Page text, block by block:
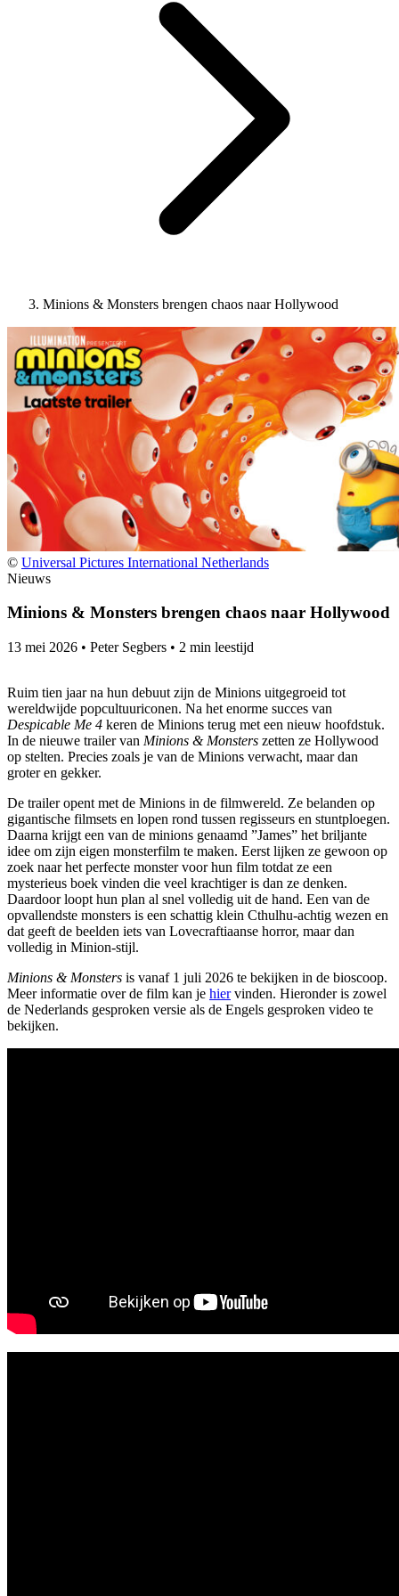
Minions & Monsters brengen chaos naar Hollywood
© Universal Pictures International Netherlands
Nieuws
Minions & Monsters brengen chaos naar Hollywood
13 mei 2026 • Peter Segbers • 2 min leestijd
Ruim tien jaar na hun debuut zijn de Minions uitgegroeid tot
wereldwijde popcultuuriconen. Na het enorme succes van
Despicable Me 4 keren de Minions terug met een nieuw hoofdstuk.
In de nieuwe trailer van Minions & Monsters zetten ze Hollywood
op stelten. Precies zoals je van de Minions verwacht, maar dan
groter en gekker.
De trailer opent met de Minions in de filmwereld. Ze belanden op
gigantische filmsets en lopen rond tussen regisseurs en stuntploegen.
Daarna krijgt een van de minions genaamd ”James” het briljante
idee om zijn eigen monsterfilm te maken. Eerst lijken ze gewoon op
zoek naar het perfecte monster voor hun film totdat ze een
mysterieus boek vinden die veel krachtiger is dan ze denken.
Daardoor loopt hun plan al snel volledig uit de hand. Een van de
opvallendste monsters is een schattig klein Cthulhu-achtig wezen en
dat geeft de beelden iets van Lovecraftiaanse horror, maar dan
volledig in Minion-stijl.
Minions & Monsters is vanaf 1 juli 2026 te bekijken in de bioscoop.
Meer informatie over de film kan je hiervinden. Hieronder is zowel
de Nederlands gesproken versie als de Engels gesproken video te
bekijken.